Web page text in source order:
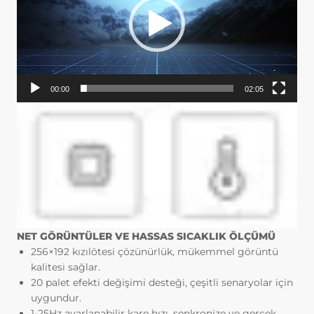
00:00 02:05
NET GÖRÜNTÜLER VE HASSAS SICAKLIK ÖLÇÜMÜ
256×192 kızılötesi çözünürlük, mükemmel görüntü
kalitesi sağlar.
20 palet efekti değişimi desteği, çeşitli senaryolar için
uygundur.
İnternet sitesinin işlevselliğini ve
performansını arttırmak yoluyla sizlere
sunulan hizmetleri geliştirmek,
İnternet Sitesini iyileştirmek ve İnternet
ve sunulan özellikleri sizlerin
tercihlerine göre kişiselleştirmek;
hukuki ve ticari güvenliğinin teminini
sağlamak, Site üzerinden sahte
işlemlerin gerçekleştirilmesini önlemek;
5651 sayılı Internet Ortamında Yapılan
Yayınların Düzenlenmesi ve Bu Yayınlar
Yoluyla İşlenen Suçlarla Mücadele
Edilmesi Hakkında Kanun ve Internet
Ortamında Yapılan Yayınların
Düzenlenmesine Dair Usul ve Esaslar
Hakkında Yönetmelik’ten
kaynaklananlar başta olmak üzere,
kanuni ve sözleşmesel yükümlülüklerini